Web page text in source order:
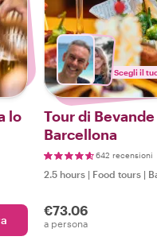
lo
Scegli il
Tour di
Barcellona
642 recensioni
2.5 hours | Food tours |
€73.06
a persona